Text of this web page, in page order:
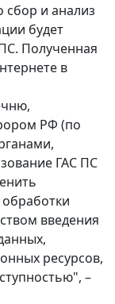
сбор и анализ
будет
Полученная
в
РФ (по
ГАС ПС
введения
ресурсов,
–